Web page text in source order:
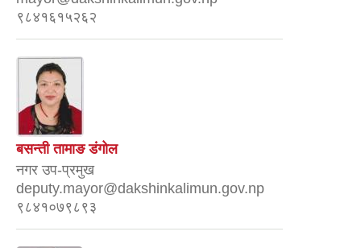
९८४१६१५२६२
बसन्ती तामाङ डंगोल
नगर उप-प्रमुख
deputy.mayor@dakshinkalimun.gov.np
९८४१०७९८९३